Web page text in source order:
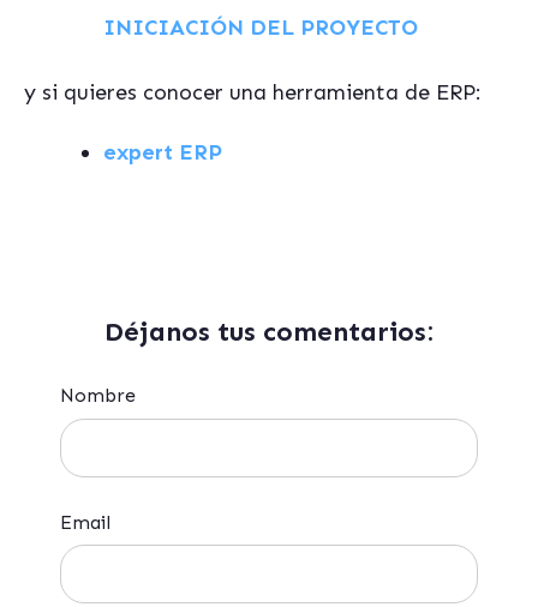
INICIACIÓN DEL PROYECTO
y si quieres conocer una herramienta de ERP:
expert ERP
Déjanos tus comentarios:
Nombre
Email